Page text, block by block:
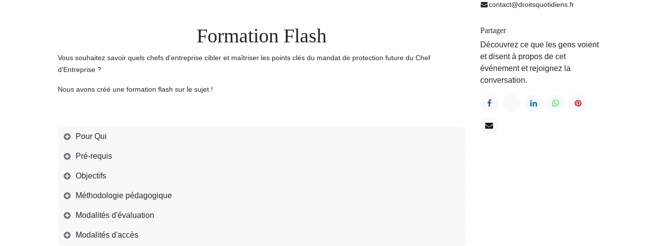
Formation Flash
Vous souhaitez savoir quels chefs d'entreprise cibler et maîtriser les points clés du mandat de protection future du Chef
d'Entreprise ?
Nous avons créé une formation flash sur le sujet !
Pour Qui
Pré-requis
Objectifs
Méthodologie pédagogique
Modalités d'évaluation
Modalités d'accès
contact@droitsquotidiens.fr
Partager
Découvrez ce que les gens voient
et disent à propos de cet
événement et rejoignez la
conversation.